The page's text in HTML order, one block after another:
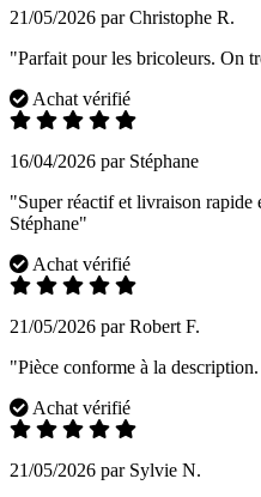
21/05/2026 par Christophe R.
"Parfait pour les bricoleurs. On
Achat vérifié
16/04/2026 par Stéphane
"Super réactif et livraison rapide
Stéphane"
Achat vérifié
21/05/2026 par Robert F.
"Pièce conforme à la
Achat vérifié
21/05/2026 par Sylvie N.